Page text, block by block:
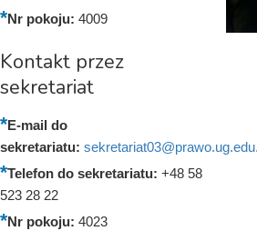
Nr pokoju: 4009
Kontakt przez
sekretariat
E-mail do
sekretariatu:
Telefon do sekretariatu: +48 58
523 28 22
Nr pokoju: 4023